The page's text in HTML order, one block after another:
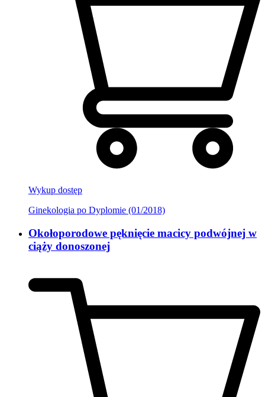
Wykup dostęp
Ginekologia po Dyplomie (01/2018)
Okołoporodowe pęknięcie macicy podwójnej w
ciąży donoszonej